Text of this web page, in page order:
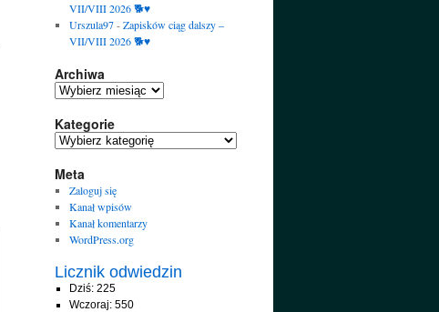
VII/VIII 2026 🐕♥️
Urszula97-Zapisków ciąg dalszy –
VII/VIII 2026 🐕♥️
Archiwa
Archiwa
Kategorie
Kategorie
Meta
Zaloguj się
Kanał wpisów
Kanał komentarzy
WordPress.org
Licznik odwiedzin
Dziś: 225
Wczoraj: 550